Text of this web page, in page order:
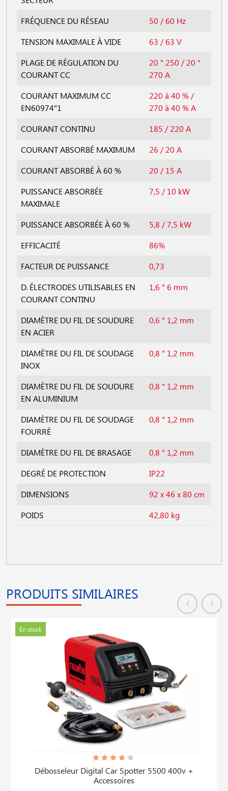
FRÉQUENCE DU RÉSEAU
50 / 60 Hz
TENSION MAXIMALE À VIDE
63 / 63 V
PLAGE DE RÉGULATION DU
COURANT CC
20 " 250 / 20 "
270 A
COURANT MAXIMUM CC
EN60974"1
220 à 40 % /
270 à 40 % A
COURANT CONTINU
185 / 220 A
COURANT ABSORBÉ MAXIMUM
26 / 20 A
COURANT ABSORBÉ À 60 %
20 / 15 A
PUISSANCE ABSORBÉE
MAXIMALE
7,5 / 10 kW
PUISSANCE ABSORBÉE À 60 %
5,8 / 7,5 kW
EFFICACITÉ
86%
FACTEUR DE PUISSANCE
0,73
D. ÉLECTRODES UTILISABLES EN
COURANT CONTINU
1,6 " 6 mm
DIAMÈTRE DU FIL DE SOUDURE
EN ACIER
0,6 " 1,2 mm
DIAMÈTRE DU FIL DE SOUDAGE
INOX
0,8 " 1,2 mm
DIAMÈTRE DU FIL DE SOUDURE
EN ALUMINIUM
0,8 " 1,2 mm
DIAMÈTRE DU FIL DE SOUDAGE
FOURRÉ
0,8 " 1,2 mm
DIAMÈTRE DU FIL DE BRASAGE
0,8 " 1,2 mm
DEGRÉ DE PROTECTION
IP22
DIMENSIONS
92 x 46 x 80 cm
POIDS
42,80 kg
PRODUITS SIMILAIRES
En stock
Débosseleur Digital Car Spotter 5500 400v +
Accessoires